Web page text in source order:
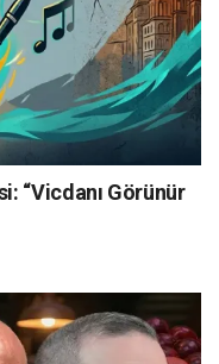
“Vicdanı Görünür